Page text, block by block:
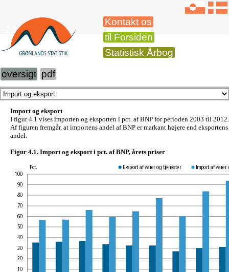
Kontakt os
til Forsiden
Statistisk Årbog
-2014
oversigt pdf